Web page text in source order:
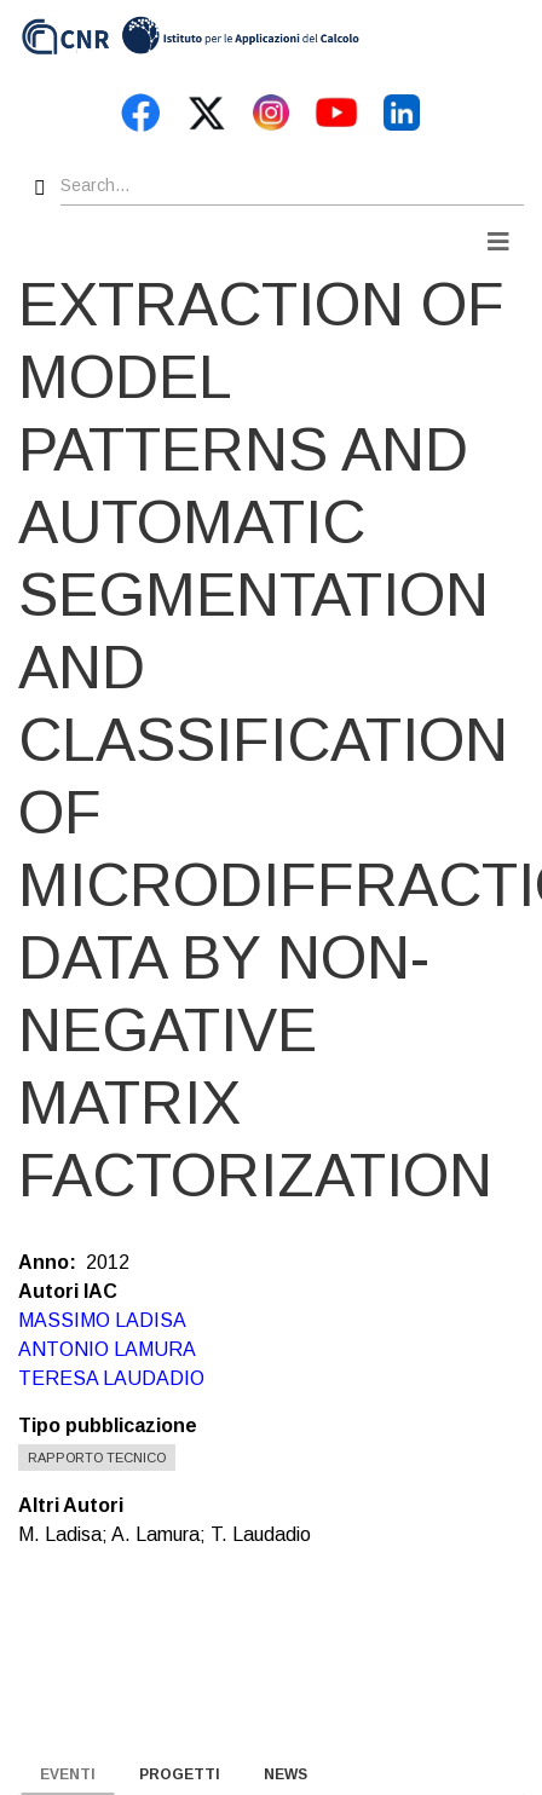
Search
EXTRACTION OF
MODEL
PATTERNS AND
AUTOMATIC
SEGMENTATION
AND
CLASSIFICATION
OF
DATA BY NON-
NEGATIVE
MATRIX
FACTORIZATION
Anno
2012
Autori IAC
MASSIMO LADISA
ANTONIO LAMURA
TERESA LAUDADIO
Tipo pubblicazione
RAPPORTO TECNICO
Altri Autori
M. Ladisa; A. Lamura; T. Laudadio
EVENTI PROGETTI NEWS